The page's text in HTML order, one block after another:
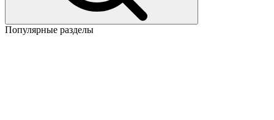
Популярные разделы